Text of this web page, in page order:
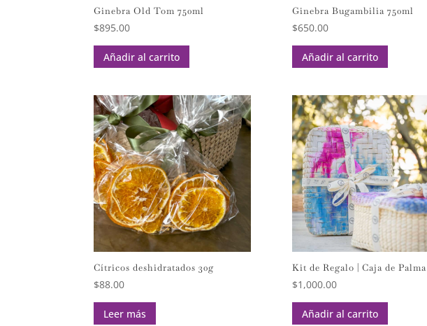
Ginebra Old Tom 750ml
$895.00
Añadir al carrito
Ginebra Bugambilia 750ml
$650.00
Añadir al carrito
Cítricos deshidratados 30g
$88.00
Leer más
Kit de Regalo | Caja de Palma
$1,000.00
Añadir al carrito